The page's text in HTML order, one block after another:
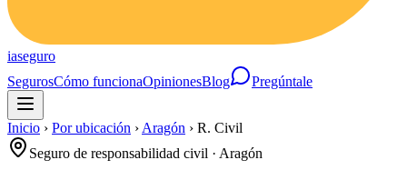
iaseguro
SegurosCómo funcionaOpinionesBlog Pregúntale
Inicio › Por ubicación › Aragón › R. Civil
Seguro de responsabilidad civil · Aragón